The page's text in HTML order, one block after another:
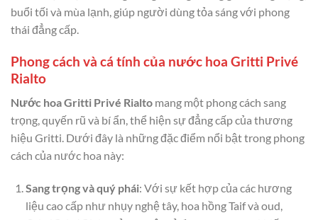
buổi tối và mùa lạnh, giúp người dùng tỏa sáng với phong
thái đẳng cấp.
Phong cách và cá tính của nước hoa Gritti Privé
Rialto
Nước hoa Gritti Privé Rialto mang một phong cách sang
trọng, quyến rũ và bí ẩn, thể hiện sự đẳng cấp của thương
hiệu Gritti. Dưới đây là những đặc điểm nổi bật trong phong
cách của nước hoa này:
Sang trọng và quý phái: Với sự kết hợp của các hương
liệu cao cấp như nhụy nghệ tây, hoa hồng Taif và oud,